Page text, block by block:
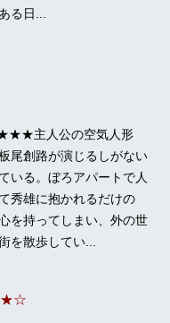
る日...
主人公の空気人形
尾創路が演じるしがない
いる。ぼろアパートで人
秀雄に抱かれるだけの
を持ってしまい、外の世
を散歩してい...